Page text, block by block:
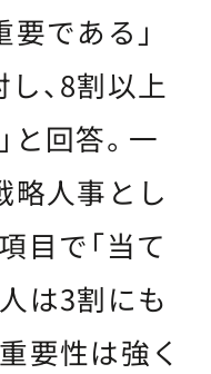
要である」
、8割以上
と回答。一
略人事とし
目で「当て
は3割にも
要性は強く